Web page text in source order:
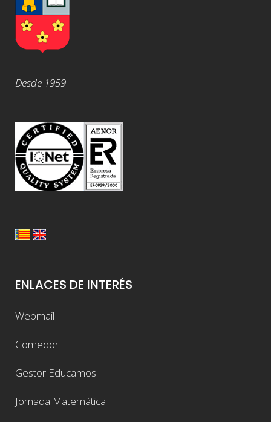
Desde 1959
ENLACES DE INTERÉS
Webmail
Comedor
Gestor Educamos
Jornada Matemática